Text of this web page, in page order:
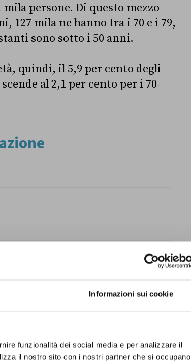
Informazioni sui cookie
funzionalità dei social media e per analizzare il
il nostro sito con i nostri partner che si occupano
persone. Di questo mezzo
127 mila ne hanno tra i 70 e i 79,
sono sotto i 50 anni.
quindi, il 5,9 per cento degli
al 2,1 per cento per i 70-